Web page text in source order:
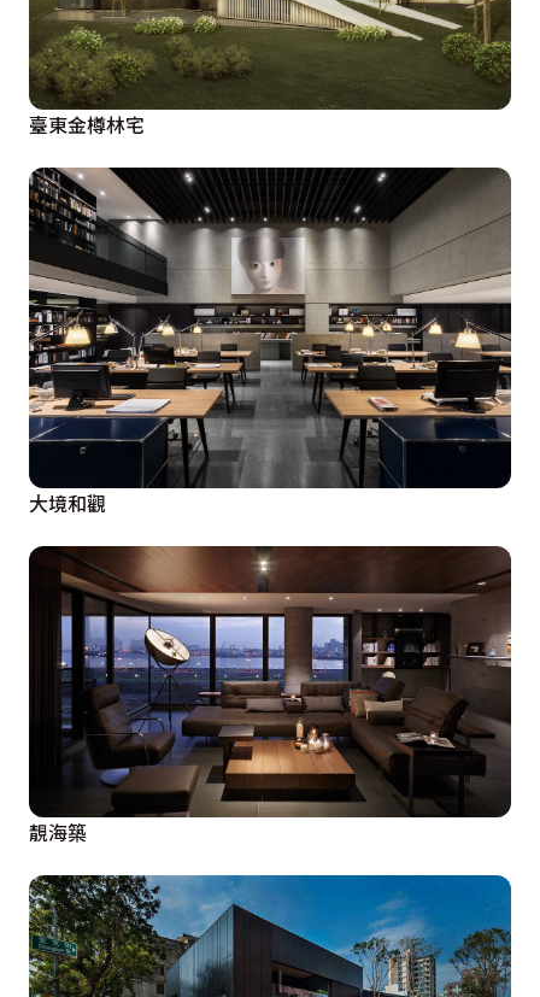
隙可排出輻射熱源，達到室內節能的效果。
透過與環境的共存共生，體驗大自然帶給我們的陽光、空
氣、水，在結合建築後所產生美好的生活經驗。
設計概念文字為【橙田室內裝修設計工程有限公司】提供
臺東金樽林宅
大境和觀
靚海築